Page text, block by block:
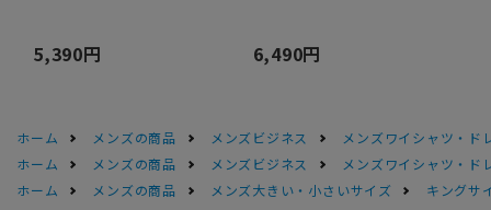
5,390円 6,490円
ホーム メンズの商品 メンズビジネス
メンズワイシャツ・ド
ホーム
メンズの商品 メンズビジネス
メンズワイシャツ・ド
ホーム
メンズの商品 メンズ大きい・小さいサイズ
キングサ